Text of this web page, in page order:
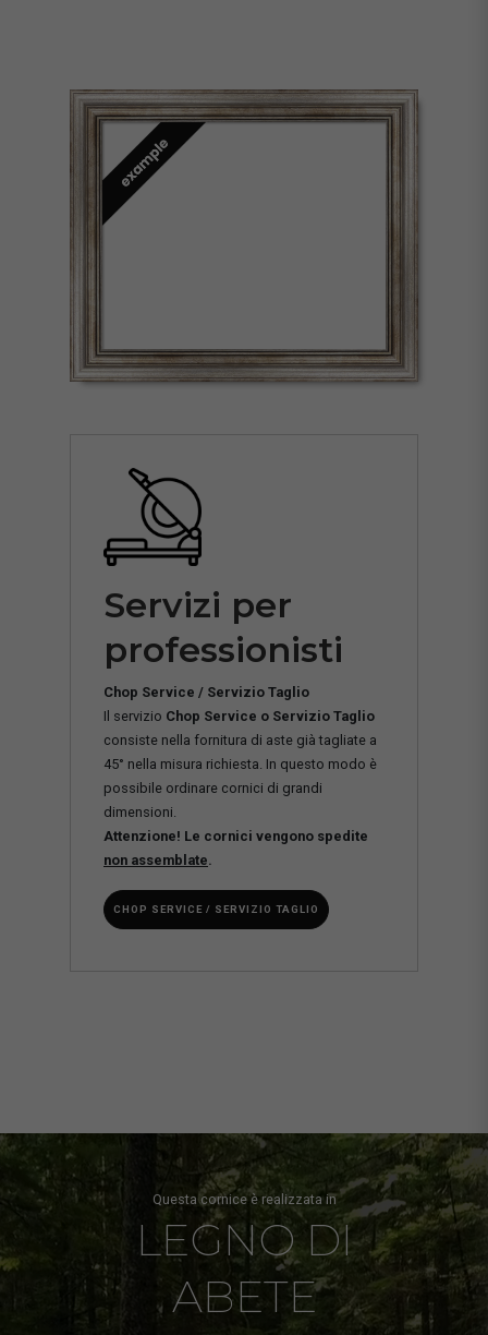
Servizi per
professionisti
Chop Service / Servizio Taglio
Il servizio Chop Service o Servizio Taglio
consiste nella fornitura di aste già tagliate a
45° nella misura richiesta. In questo modo è
possibile ordinare cornici di grandi
dimensioni.
Attenzione! Le cornici vengono spedite
non assemblate
CHOP SERVICE / SERVIZIO TAGLIO
Questa cornice è realizzata in
LEGNO DI
ABETE